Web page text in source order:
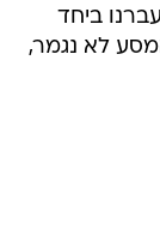
ביחד
לא נגמר,